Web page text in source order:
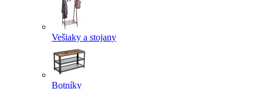
Vešiaky a stojany
Botníky